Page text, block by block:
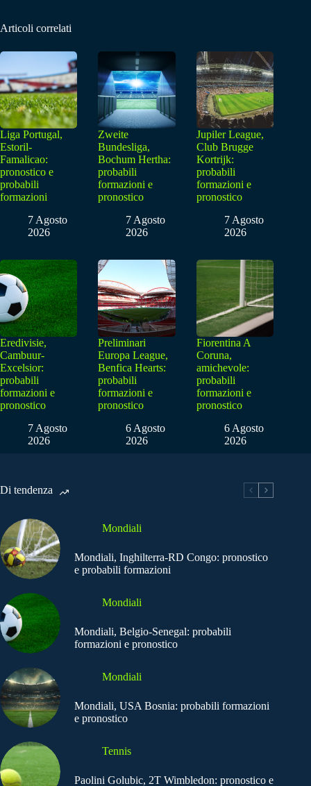
Articoli correlati
Liga Portugal,
Estoril-
Famalicao:
pronostico e
probabili
formazioni
7 Agosto
2026
Zweite
Bundesliga,
Bochum Hertha:
probabili
formazioni e
pronostico
7 Agosto
2026
Jupiler League,
Club Brugge
Kortrijk:
probabili
formazioni e
pronostico
7 Agosto
2026
Eredivisie,
Cambuur-
Excelsior:
probabili
formazioni e
pronostico
7 Agosto
2026
Preliminari
Europa League,
Benfica Hearts:
probabili
formazioni e
pronostico
6 Agosto
2026
Fiorentina A
Coruna,
amichevole:
probabili
formazioni e
pronostico
6 Agosto
2026
Di tendenza
Mondiali
Mondiali, Inghilterra-RD Congo: pronostico
e probabili formazioni
Mondiali
Mondiali, Belgio-Senegal: probabili
formazioni e pronostico
Mondiali
Mondiali, USA Bosnia: probabili formazioni
e pronostico
Tennis
Paolini Golubic, 2T Wimbledon: pronostico e